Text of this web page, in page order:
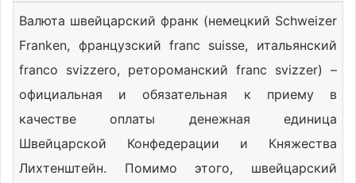
Валюта швейцарский франк (немецкий Schweizer
Franken, французский franc suisse, итальянский
franco svizzero, ретороманский franc svizzer) –
официальная и обязательная к приему в
качестве оплаты денежная единица
Швейцарской Конфедерации и Княжества
Лихтенштейн. Помимо этого, швейцарский